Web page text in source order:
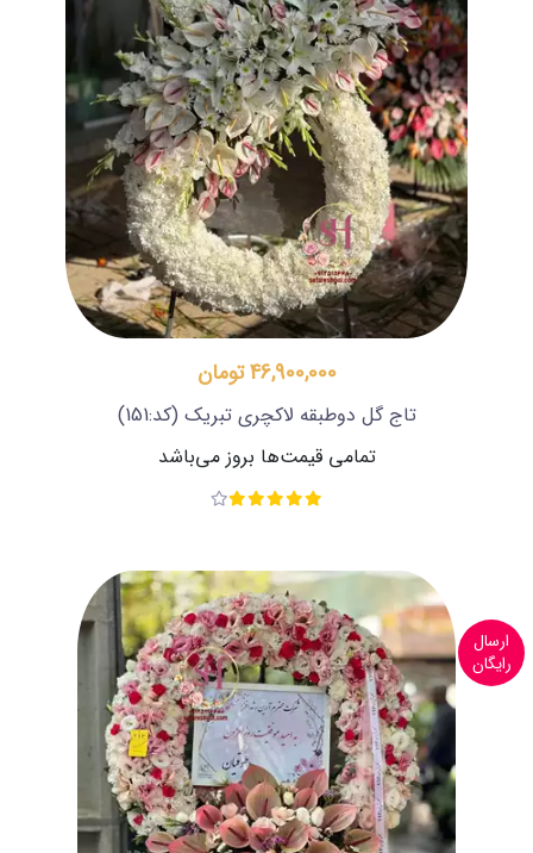
46,900,000 تومان
تاج گل دوطبقه لاکچری تبریک (کد:151)
تمامی قیمت‌ها بروز می‌باشد
ارسال
رایگان